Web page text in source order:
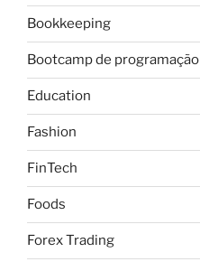
Bookkeeping
Bootcamp de programação
Education
Fashion
FinTech
Foods
Forex Trading